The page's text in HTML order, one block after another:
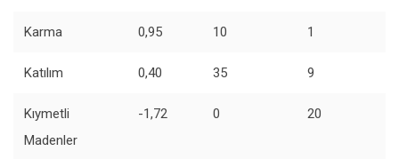
Karma 0,95 10 1
Katılım 0,40 35 9
Kıymetli
Madenler
-1,72 0 20